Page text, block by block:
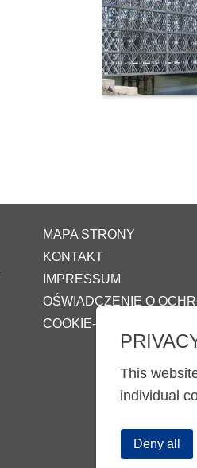
MAPA STRONY
KONTAKT
IMPRESSUM
OŚWIADCZENIE O
COOKIE-SETTINGS
This
individual
Deny all